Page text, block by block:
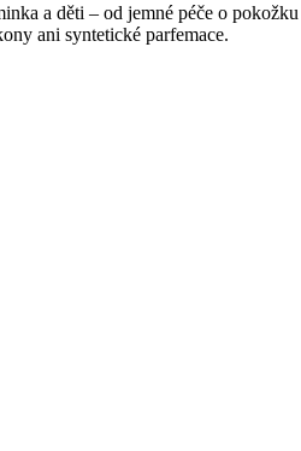
a děti – od jemné péče o
ani syntetické parfemace.